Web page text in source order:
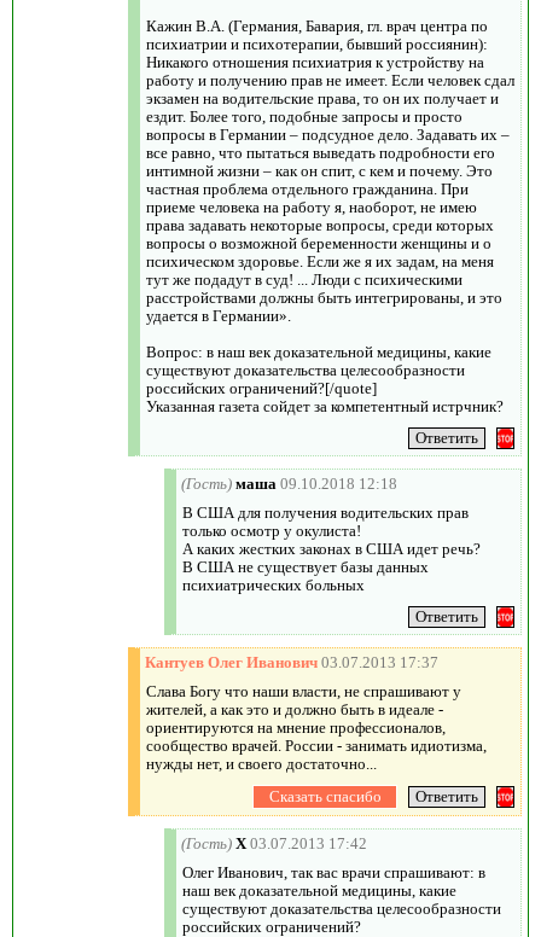
Кажин В.А. (Германия, Бавария, гл. врач центра по
психиатрии и психотерапии, бывший россиянин):
Никакого отношения психиатрия к устройству на
работу и получению прав не имеет. Если человек сдал
экзамен на водительские права, то он их получает и
ездит. Более того, подобные запросы и просто
вопросы в Германии – подсудное дело. Задавать их –
все равно, что пытаться выведать подробности его
интимной жизни – как он спит, с кем и почему. Это
частная проблема отдельного гражданина. При
приеме человека на работу я, наоборот, не имею
права задавать некоторые вопросы, среди которых
вопросы о возможной беременности женщины и о
психическом здоровье. Если же я их задам, на меня
тут же подадут в суд! ... Люди с психическими
расстройствами должны быть интегрированы, и это
удается в Германии».
Вопрос: в наш век доказательной медицины, какие
существуют доказательства целесообразности
российских ограничений?[/quote]
Указанная газета сойдет за компетентный истрчник?
(Гость) маша 09.10.2018 12:18
В США для получения водительских прав
только осмотр у окулиста!
А каких жестких законах в США идет речь?
В США не существует базы данных
психиатрических больных
Кантуев Олег Иванович 03.07.2013 17:37
Слава Богу что наши власти, не спрашивают у
жителей, а как это и должно быть в идеале -
ориентируются на мнение профессионалов,
сообщество врачей. России - занимать идиотизма,
нужды нет, и своего достаточно...
(Гость) X 03.07.2013 17:42
Олег Иванович, так вас врачи спрашивают: в
наш век доказательной медицины, какие
существуют доказательства целесообразности
российских ограничений?